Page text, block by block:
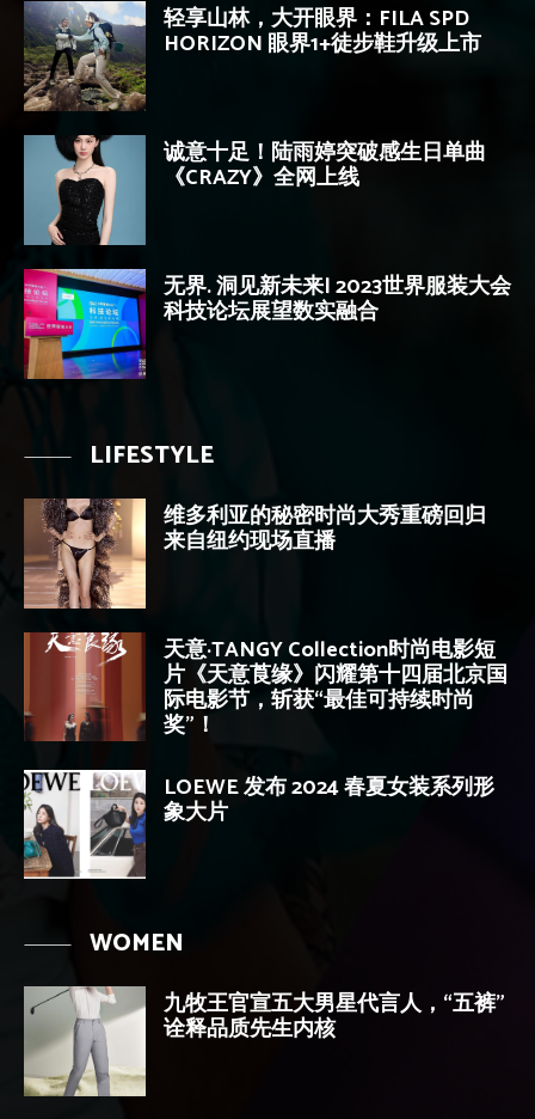
轻享山林，大开眼界：FILA SPD
HORIZON 眼界1+徒步鞋升级上市
诚意十足！陆雨婷突破感生日单曲
《CRAZY》全网上线
无界. 洞见新未来| 2023世界服装大会
科技论坛展望数实融合
LIFESTYLE
维多利亚的秘密时尚大秀重磅回归
来自纽约现场直播
天意·TANGY Collection时尚电影短
片《天意莨缘》闪耀第十四届北京国
际电影节，斩获“最佳可持续时尚
奖”！
LOEWE 发布 2024 春夏女装系列形
象大片
WOMEN
九牧王官宣五大男星代言人，“五裤”
诠释品质先生内核